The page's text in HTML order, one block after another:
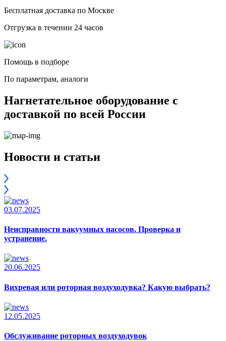
Бесплатная доставка по Москве
Отгрузка в течении 24 часов
Помощь в подборе
По параметрам, аналоги
Нагнетательное оборудование с
доставкой по всей России
Новости и статьи
03.07.2025
Неисправности вакуумных насосов. Проверка и
устранение.
20.06.2025
Вихревая или роторная воздуходувка? Какую выбрать?
12.05.2025
Обслуживание роторных воздуходувок